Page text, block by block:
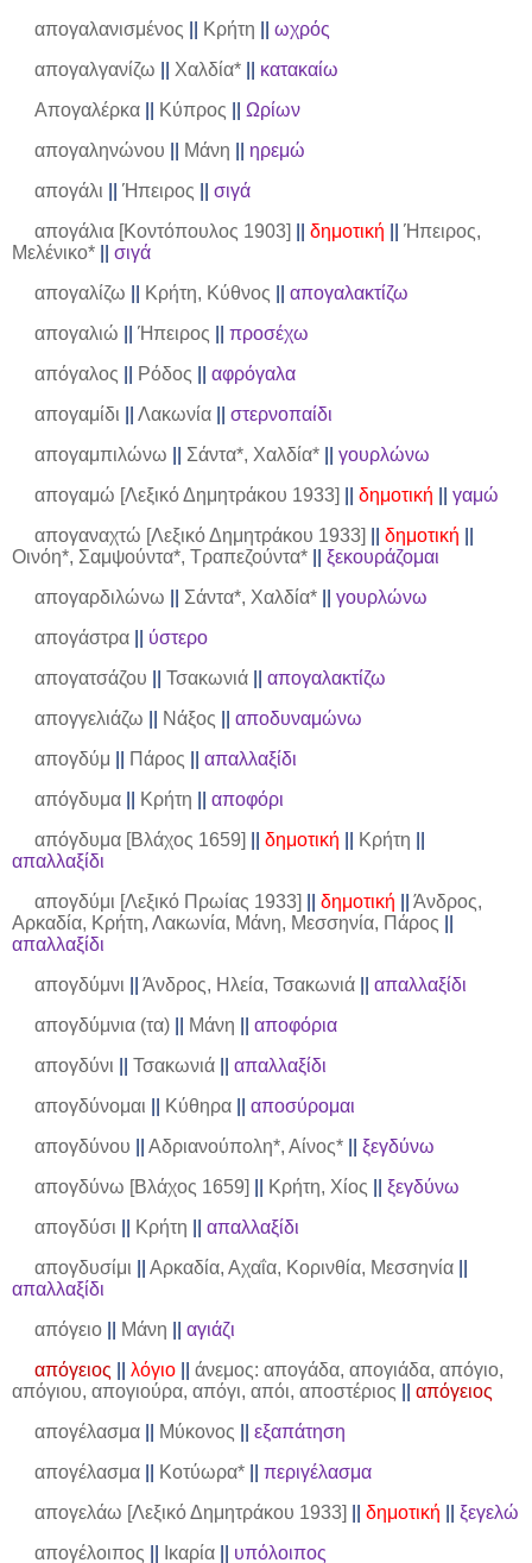
απογαλανισμένος
Κρήτη
ωχρός
απογαλγανίζω
Χαλδία*|| κατακαίω
Απογαλέρκα|| Κύπρος
Ωρίων
απογαληνώνου
Μάνη
ηρεμώ
απογάλι
Ήπειρος
σιγά
απογάλια [Κοντόπουλος 1903]
δημοτική
Ήπειρος,
Μελένικο*
σιγά
απογαλίζω
Κρήτη, Κύθνος
απογαλακτίζω
απογαλιώ
Ήπειρος
προσέχω
απόγαλος
Ρόδος
αφρόγαλα
απογαμίδι
Λακωνία|| στερνοπαίδι
απογαμπιλώνω
Σάντα*, Χαλδία*|| γουρλώνω
απογαμώ [Λεξικό Δημητράκου 1933]
δημοτική
γαμώ
απογαναχτώ [Λεξικό Δημητράκου 1933]
δημοτική
Οινόη*, Σαμψούντα*, Τραπεζούντα*
ξεκουράζομαι
απογαρδιλώνω
Σάντα*, Χαλδία*|| γουρλώνω
απογάστρα|| ύστερο
απογατσάζου
Τσακωνιά|| απογαλακτίζω
απογγελιάζω
Νάξος
αποδυναμώνω
απογδύμ
Πάρος
απαλλαξίδι
απόγδυμα|| Κρήτη
αποφόρι
απόγδυμα [Βλάχος 1659]
δημοτική Κρήτη
απαλλαξίδι
απογδύμι [Λεξικό Πρωίας 1933]
δημοτική
Άνδρος,
Αρκαδία, Κρήτη, Λακωνία, Μάνη, Μεσσηνία, Πάρος
απαλλαξίδι
απογδύμνι
Άνδρος, Ηλεία, Τσακωνιά|| απαλλαξίδι
απογδύμνια (τα)|| Μάνη
αποφόρια
απογδύνι
Τσακωνιά|| απαλλαξίδι
απογδύνομαι
Κύθηρα|| αποσύρομαι
απογδύνου
Αδριανούπολη*, Αίνος*|| ξεγδύνω
απογδύνω [Βλάχος 1659]
Κρήτη, Χίος
ξεγδύνω
απογδύσι
Κρήτη
απαλλαξίδι
απογδυσίμι
Αρκαδία, Αχαΐα, Κορινθία, Μεσσηνία||
απαλλαξίδι
απόγειο|| Μάνη
αγιάζι
απόγειος
λόγιο|| άνεμος: απογάδα, απογιάδα, απόγιο,
απόγιου, απογιούρα, απόγι, απόι, αποστέριος
απόγειος
απογέλασμα|| Μύκονος
εξαπάτηση
απογέλασμα|| Κοτύωρα*|| περιγέλασμα
απογελάω [Λεξικό Δημητράκου 1933]
δημοτική
ξεγελώ
απογέλοιπος
Ικαρία|| υπόλοιπος